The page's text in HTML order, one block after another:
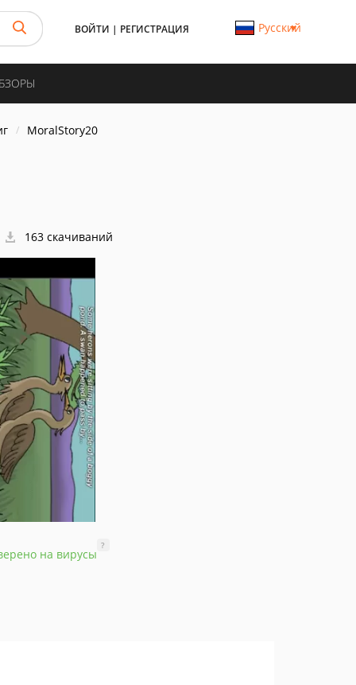
ВОЙТИ | РЕГИСТРАЦИЯ Русский
MoralStory20
163 скачиваний
на вирусы
?